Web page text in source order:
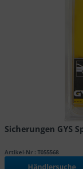
Sicherungen GYS
Artikel-Nr : T055568
Händlersuche